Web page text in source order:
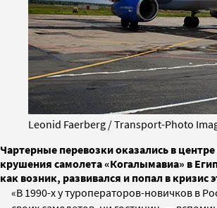
Leonid Faerberg / Transport-Photo
Чартерные перевозки оказались в
крушения самолета «Когалымавиа» в
как возник, развивался и попал в кризис
«В 1990-х у туроператоров-новичков в